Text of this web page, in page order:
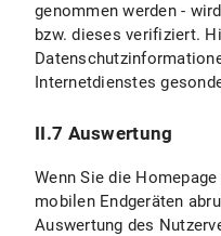
genommen werden -
bzw. dieses verifiziert.
Internetdienstes
II.7 Auswertung
Wenn Sie die
mobilen Endgeräten
Auswertung des